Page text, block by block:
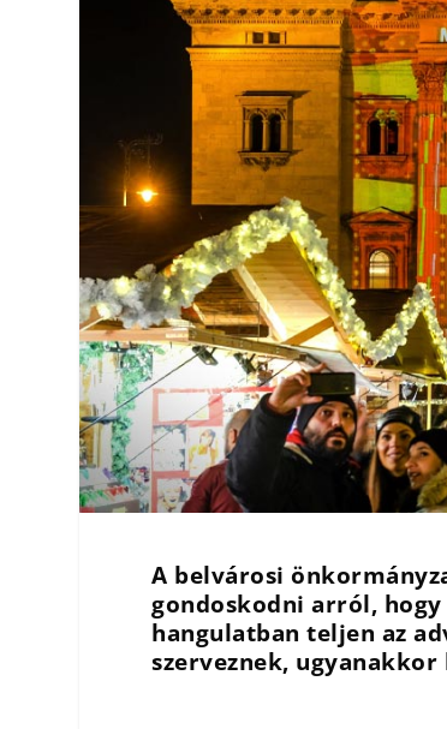
A belvárosi
gondoskodni arról,
hangulatban teljen az
szerveznek,